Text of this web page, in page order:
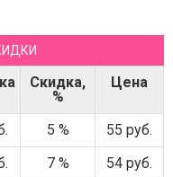
Скидка,
%
Цена
5 %
55 руб.
7 %
54 руб.